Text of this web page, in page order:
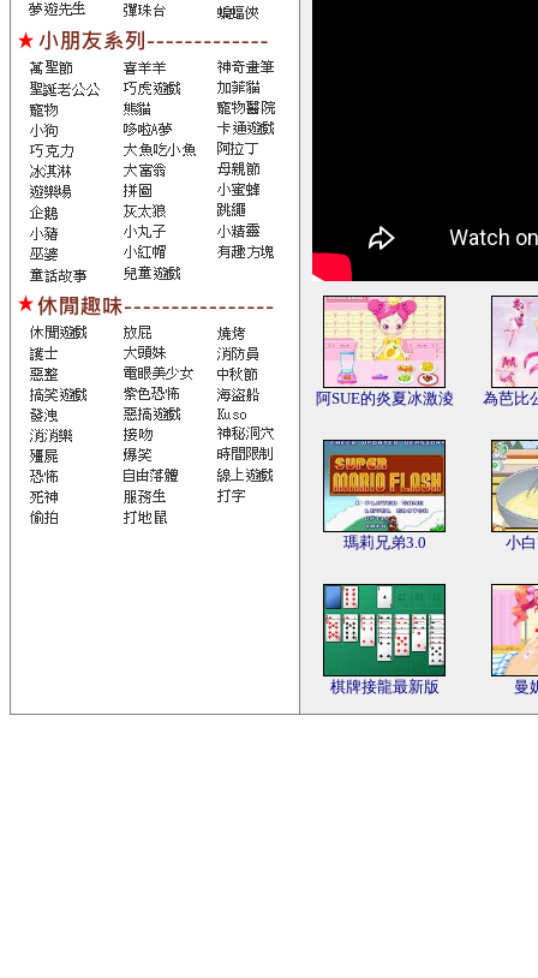
阿SUE的炎夏冰激淩 為芭比
瑪莉兄弟3.0 小
棋牌接龍最新版 曼